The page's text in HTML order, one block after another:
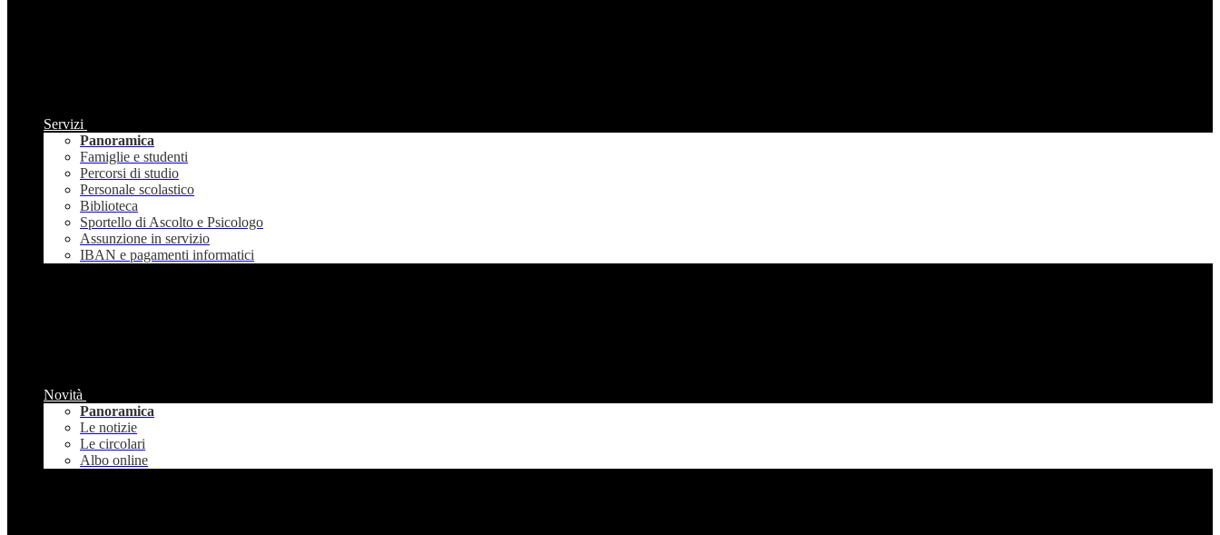
Servizi
Panoramica
Famiglie e studenti
Percorsi di studio
Personale scolastico
Biblioteca
Sportello di Ascolto e Psicologo
Assunzione in servizio
IBAN e pagamenti informatici
Novità
Panoramica
Le notizie
Le circolari
Albo online